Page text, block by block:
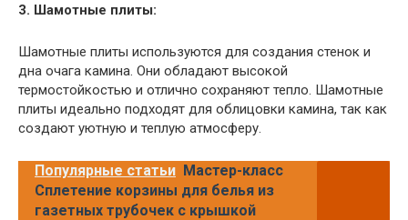
3. Шамотные плиты:
Шамотные плиты используются для создания стенок и
дна очага камина. Они обладают высокой
термостойкостью и отлично сохраняют тепло. Шамотные
плиты идеально подходят для облицовки камина, так как
создают уютную и теплую атмосферу.
Популярные статьи Мастер-класс
Сплетение корзины для белья из
газетных трубочек с крышкой